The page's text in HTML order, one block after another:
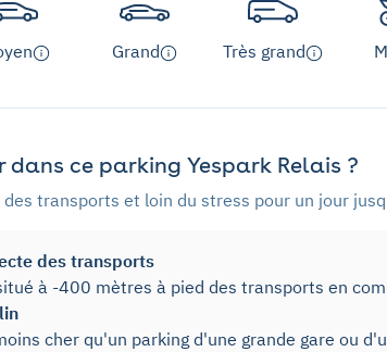
Grand Très grand
dans ce parking Yespark Relais ?
des transports et loin du stress pour un jour
des transports
à -400 mètres à pied des transports en
cher qu'un parking d'une grande gare ou